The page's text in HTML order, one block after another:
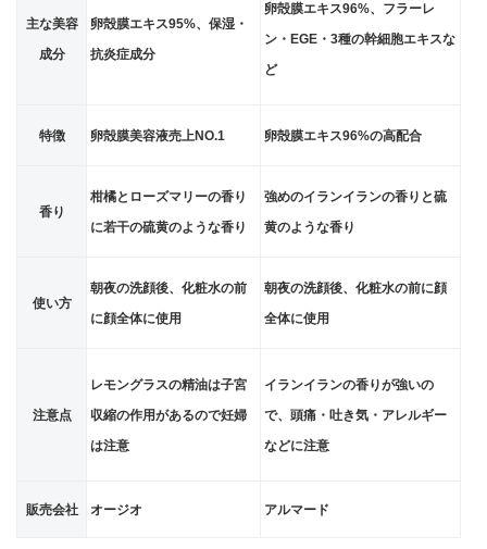
主な美容
成分
卵殻膜エキス95%、保湿・
抗炎症成分
卵殻膜エキス96%、フラーレ
ン・EGE・3種の幹細胞エキスな
ど
特徴 卵殻膜美容液売上NO.1 卵殻膜エキス96%の高配合
香り
柑橘とローズマリーの香り
に若干の硫黄のような香り
強めのイランイランの香りと硫
黄のような香り
使い方
朝夜の洗顔後、化粧水の前
に顔全体に使用
朝夜の洗顔後、化粧水の前に顔
全体に使用
注意点
レモングラスの精油は子宮
収縮の作用があるので妊婦
は注意
イランイランの香りが強いの
で、頭痛・吐き気・アレルギー
などに注意
販売会社 オージオ アルマード